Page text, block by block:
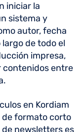
iniciar la
sistema y
autor, fecha
de todo el
impresa,
contenidos entre
en Kordiam
formato corto
newsletters es